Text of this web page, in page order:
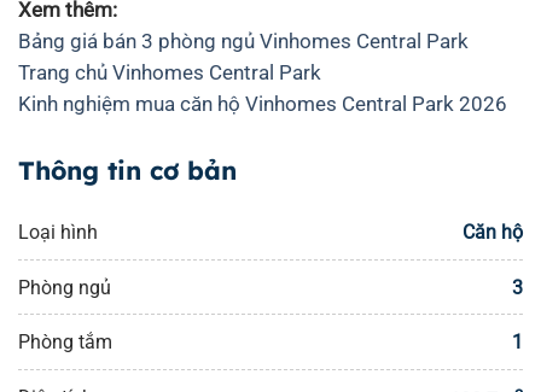
Xem thêm:
Bảng giá bán 3 phòng ngủ Vinhomes Central Park
Trang chủ Vinhomes Central Park
Kinh nghiệm mua căn hộ Vinhomes Central Park 2026
Thông tin cơ bản
Loại hình Căn hộ
Phòng ngủ 3
Phòng tắm 1